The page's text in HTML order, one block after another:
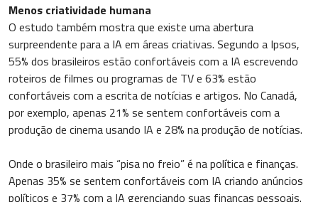
Menos criatividade humana
O estudo também mostra que existe uma abertura
surpreendente para a IA em áreas criativas. Segundo a Ipsos,
55% dos brasileiros estão confortáveis com a IA escrevendo
roteiros de filmes ou programas de TV e 63% estão
confortáveis com a escrita de notícias e artigos. No Canadá,
por exemplo, apenas 21% se sentem confortáveis com a
produção de cinema usando IA e 28% na produção de notícias.
Onde o brasileiro mais “pisa no freio” é na política e finanças.
Apenas 35% se sentem confortáveis com IA criando anúncios
políticos e 37% com a IA gerenciando suas finanças pessoais.